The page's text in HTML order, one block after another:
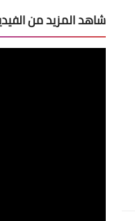
شاهد المزيد من